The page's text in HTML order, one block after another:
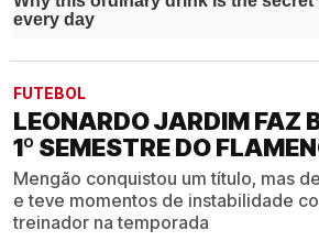
FUTEBOL
LEONARDO JARDIM FAZ
1º SEMESTRE DO
Mengão conquistou um título, mas
e teve momentos de instabilidade
treinador na temporada